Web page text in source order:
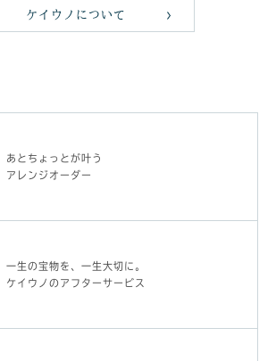
ケイウノについて
あとちょっとが叶う
アレンジオーダー
一生の宝物を、一生大切に。
ケイウノのアフターサービス